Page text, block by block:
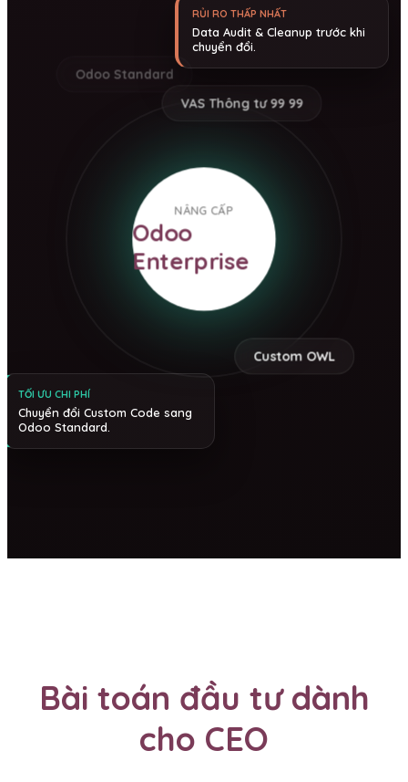
NÂNG CẤP
Odoo
Enterprise
Odoo Standard
Custom OWL
VAS Thông tư 99 99
RỦI RO THẤP NHẤT
Data Audit & Cleanup trước khi
chuyển đổi.
TỐI ƯU CHI PHÍ
Chuyển đổi Custom Code sang
Odoo Standard.
Bài toán đầu tư dành
cho CEO